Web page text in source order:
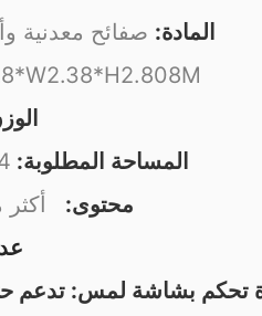
المادة: صفائح معدنية
المساحة المطلوبة: 4
محتوى:
أكثر من
تحكم بشاشة لمس: تدعم حتى 22